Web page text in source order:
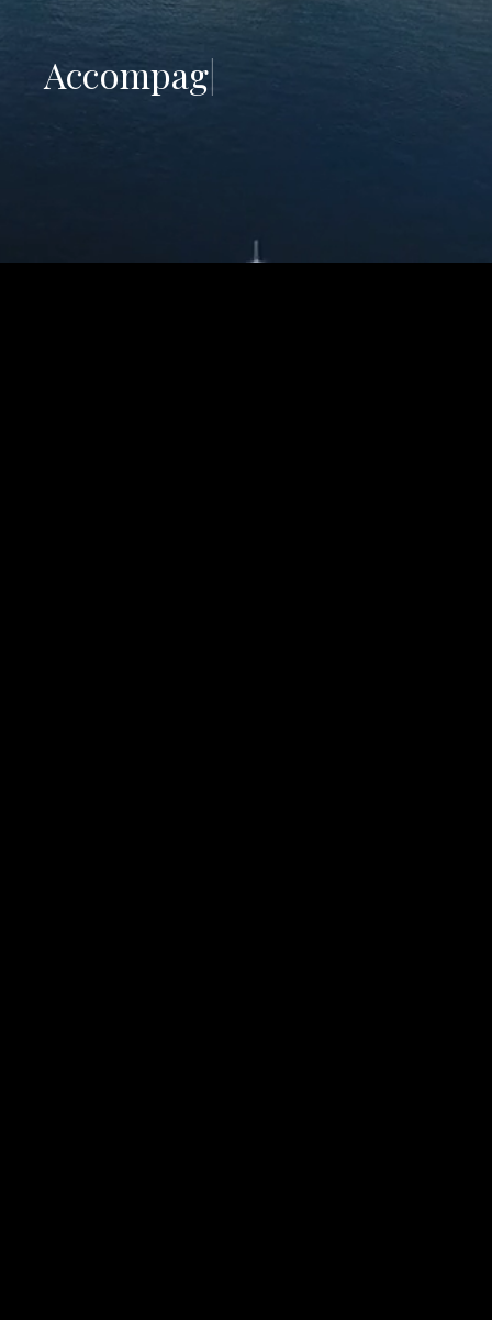
Accompagnement pour